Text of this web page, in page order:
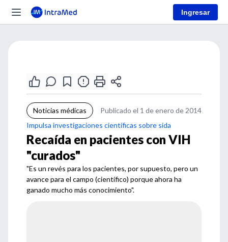
Ingresar
Noticias médicas
Publicado el 1 de enero de 2014
Impulsa investigaciones científicas sobre sida
Recaída en pacientes con VIH
"curados"
"Es un revés para los pacientes, por supuesto, pero un
avance para el campo (científico) porque ahora ha
ganado mucho más conocimiento".